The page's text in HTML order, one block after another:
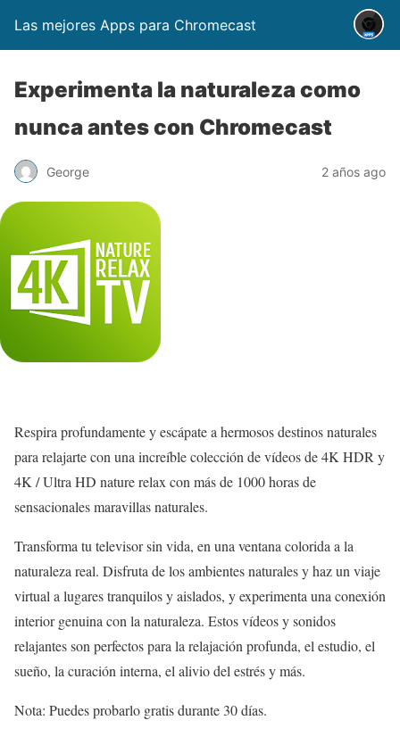
Las mejores Apps para Chromecast
Experimenta la naturaleza como
nunca antes con Chromecast
George 2 años ago
Respira profundamente y escápate a hermosos destinos naturales
para relajarte con una increíble colección de vídeos de 4K HDR y
4K / Ultra HD nature relax con más de 1000 horas de
sensacionales maravillas naturales.
Transforma tu televisor sin vida, en una ventana colorida a la
naturaleza real. Disfruta de los ambientes naturales y haz un viaje
virtual a lugares tranquilos y aislados, y experimenta una conexión
interior genuina con la naturaleza. Estos vídeos y sonidos
relajantes son perfectos para la relajación profunda, el estudio, el
sueño, la curación interna, el alivio del estrés y más.
Nota: Puedes probarlo gratis durante 30 días.